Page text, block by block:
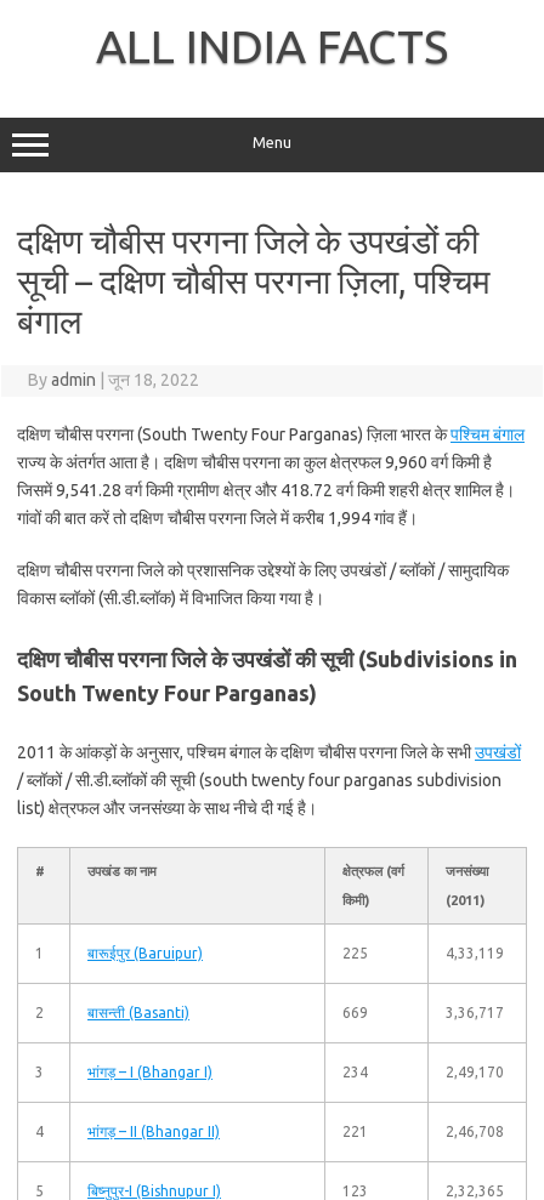
ALL INDIA FACTS
Menu
दक्षिण चौबीस परगना जिले के उपखंडों की
सूची – दक्षिण चौबीस परगना ज़िला, पश्चिम
बंगाल
Byadmin जून 18, 2022
दक्षिण चौबीस परगना (South Twenty Four Parganas) ज़िला भारत केपश्चिम बंगाल
राज्य के अंतर्गत आता है। दक्षिण चौबीस परगना का कुल क्षेत्रफल 9,960 वर्ग किमी है
जिसमें 9,541.28 वर्ग किमी ग्रामीण क्षेत्र और 418.72 वर्ग किमी शहरी क्षेत्र शामिल है।
गांवों की बात करें तो दक्षिण चौबीस परगना जिले में करीब 1,994 गांव हैं।
दक्षिण चौबीस परगना जिले को प्रशासनिक उद्देश्यों के लिए उपखंडों / ब्लॉकों / सामुदायिक
विकास ब्लॉकों (सी.डी.ब्लॉक) में विभाजित किया गया है।
दक्षिण चौबीस परगना जिले के उपखंडों की सूची (Subdivisions in
South Twenty Four Parganas)
2011 के आंकड़ों के अनुसार, पश्चिम बंगाल के दक्षिण चौबीस परगना जिले के सभीउपखंडों
/ ब्लॉकों / सी.डी.ब्लॉकों की सूची (south twenty four parganas subdivision
list) क्षेत्रफल और जनसंख्या के साथ नीचे दी गई है।
# उपखंड का नाम
क्षेत्रफल (वर्ग
किमी)
जनसंख्या
(2011)
1 बारूईपुर (Baruipur) 225 4,33,119
2 बासन्ती (Basanti) 669 3,36,717
3 भांगड़ – I (Bhangar I) 234 2,49,170
4 भांगड़ – II (Bhangar II) 221 2,46,708
5 बिष्नुपुर-I (Bishnupur I) 123 2,32,365